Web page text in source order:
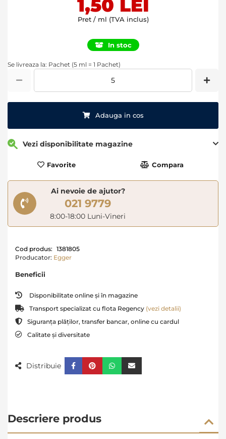
1,50 LEI
Pret / ml (TVA inclus)
In stoc
Se livreaza la: Pachet (5 ml = 1 Pachet)
Adauga in cos
Vezi disponibilitate magazine
Favorite Compara
Ai nevoie de ajutor?
021 9779
8:00-18:00 Luni-Vineri
Cod produs: 1381805
Producator: Egger
Beneficii
Disponibilitate online și în magazine
Transport specializat cu flota Regency (vezi detalii)
Siguranța plăților, transfer bancar, online cu cardul
Calitate și diversitate
Distribuie
Descriere produs